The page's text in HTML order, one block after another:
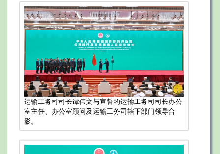
运输工务司司长谭伟文与宣誓的运输工务司司长办公
室主任、办公室顾问及运输工务司辖下部门领导合
影。